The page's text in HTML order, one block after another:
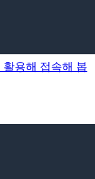
용해 접속해 봅